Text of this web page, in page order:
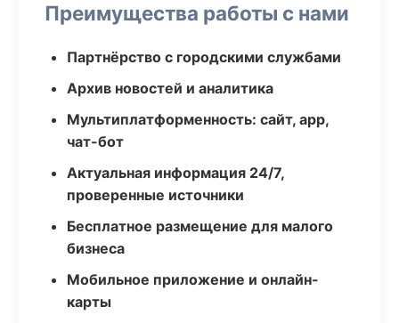
Преимущества работы с нами
Партнёрство с городскими службами
Архив новостей и аналитика
Мультиплатформенность: сайт, app,
чат-бот
Актуальная информация 24/7,
проверенные источники
Бесплатное размещение для малого
бизнеса
Мобильное приложение и онлайн-
карты